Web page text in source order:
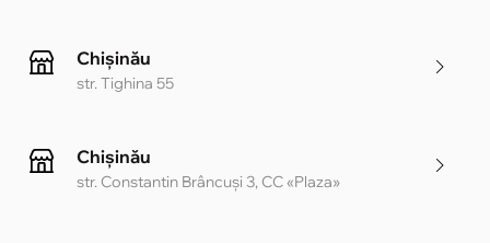
Chișinău
str. Tighina 55
Chișinău
str. Constantin Brâncuși 3, CC «Plaza»